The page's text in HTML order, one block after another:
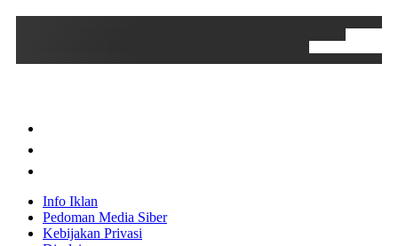
Info Iklan
Pedoman Media Siber
Kebijakan Privasi